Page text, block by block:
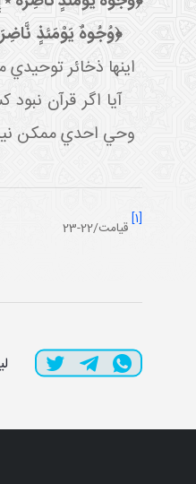
﴿وُجُوهٌ يَوْمَئذٍ
اينها ذخائر توحيدي
آيا اگر قرآن
وحي احدي ممکن
[1] قیامت/22-23